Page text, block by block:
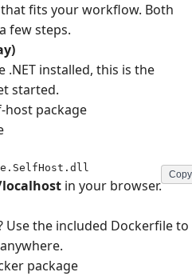
fits your workflow. Both
few steps.
.NET installed, this is the
started.
host package
Copy
in your browser.
Use the included Dockerfile to
package